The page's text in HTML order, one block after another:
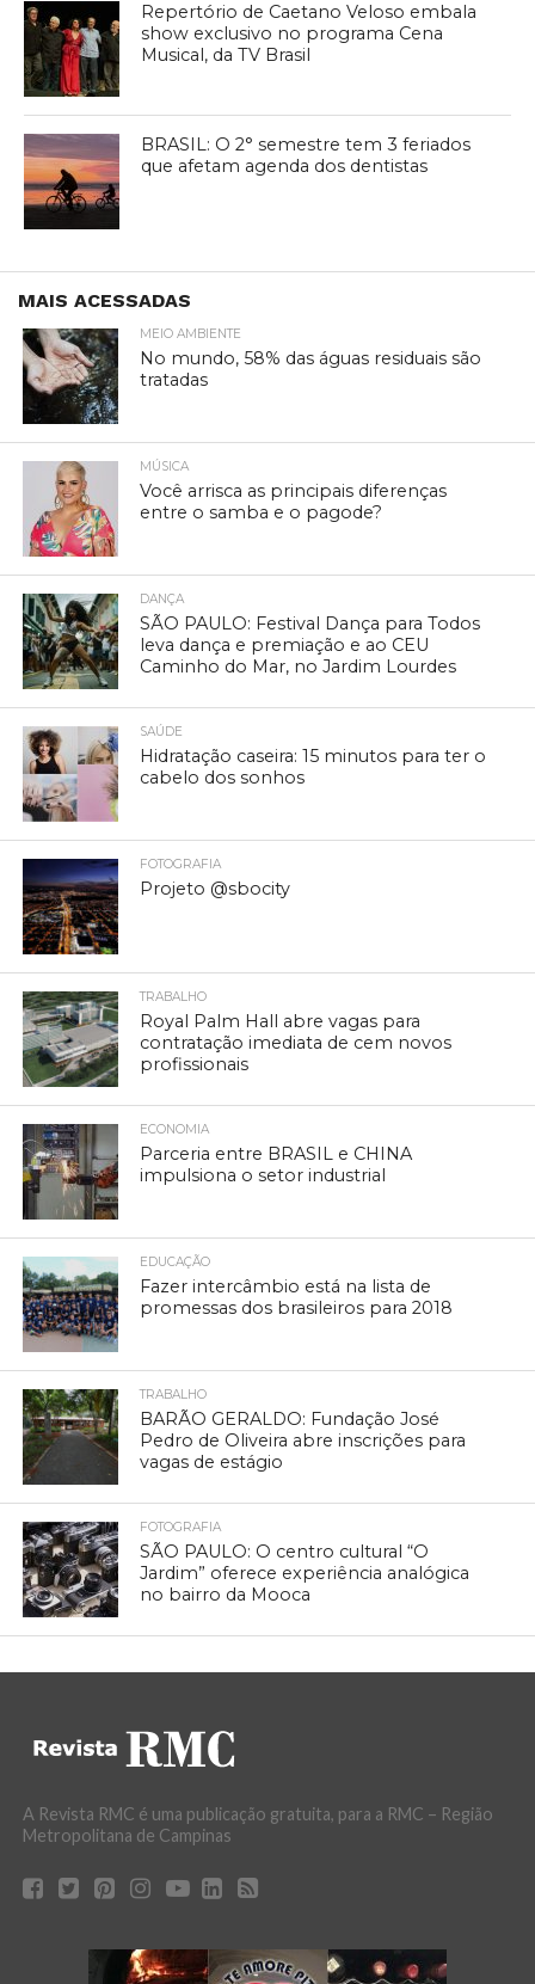
Repertório de Caetano Veloso embala
show exclusivo no programa Cena
Musical, da TV Brasil
BRASIL: O 2° semestre tem 3 feriados
que afetam agenda dos dentistas
MAIS ACESSADAS
MEIO AMBIENTE
No mundo, 58% das águas residuais são
tratadas
MÚSICA
Você arrisca as principais diferenças
entre o samba e o pagode?
DANÇA
SÃO PAULO: Festival Dança para Todos
leva dança e premiação e ao CEU
Caminho do Mar, no Jardim Lourdes
SAÚDE
Hidratação caseira: 15 minutos para ter o
cabelo dos sonhos
FOTOGRAFIA
Projeto @sbocity
TRABALHO
Royal Palm Hall abre vagas para
contratação imediata de cem novos
profissionais
ECONOMIA
Parceria entre BRASIL e CHINA
impulsiona o setor industrial
EDUCAÇÃO
Fazer intercâmbio está na lista de
promessas dos brasileiros para 2018
TRABALHO
BARÃO GERALDO: Fundação José
Pedro de Oliveira abre inscrições para
vagas de estágio
FOTOGRAFIA
SÃO PAULO: O centro cultural “O
Jardim” oferece experiência analógica
no bairro da Mooca
A Revista RMC é uma publicação gratuita, para a RMC – Região
Metropolitana de Campinas